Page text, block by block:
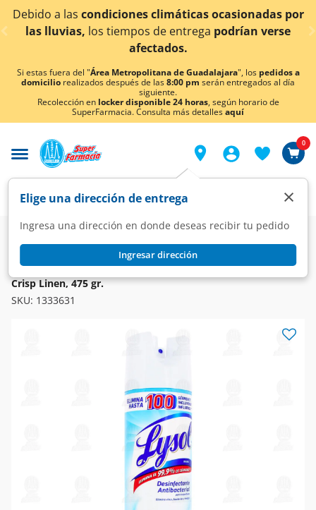
< div class="carousel-inner">
climáticas ocasionadas por
de entregapodrían verse
¡Ahora también
Si estas fuera del "Área Metropolitana de Guadalajara", los pedidos a
domicilio realizados después de las8:00 pm serán entregados al día
siguiente.
Recolección en locker disponible 24 horas, según horario de
SuperFarmacia. Consulta más detallesaquí
Elige una dirección de entrega
Ingresa una dirección en donde deseas recibir tu pedido
Ingresar dirección
×
0
Super Hogar Limpieza Desinfectantes
Lysol Aerosol Desinfectante Antibacterial para Superficies
Crisp Linen, 475 gr.
SKU: 1333631